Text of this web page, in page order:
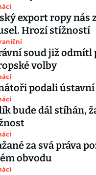
export ropy nás
Hrozí stížností
soud již odmítl
volby
podali
bude dál stíhán,
za svá práva
obvodu